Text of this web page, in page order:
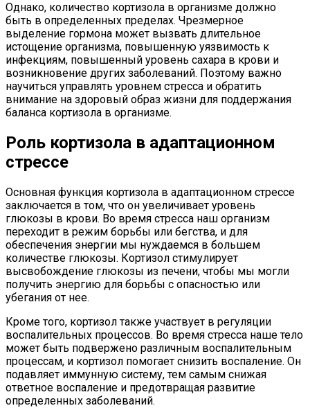
Однако, количество кортизола в организме должно
быть в определенных пределах. Чрезмерное
выделение гормона может вызвать длительное
истощение организма, повышенную уязвимость к
инфекциям, повышенный уровень сахара в крови и
возникновение других заболеваний. Поэтому важно
научиться управлять уровнем стресса и обратить
внимание на здоровый образ жизни для поддержания
баланса кортизола в организме.
Роль кортизола в адаптационном
стрессе
Основная функция кортизола в адаптационном стрессе
заключается в том, что он увеличивает уровень
глюкозы в крови. Во время стресса наш организм
переходит в режим борьбы или бегства, и для
обеспечения энергии мы нуждаемся в большем
количестве глюкозы. Кортизол стимулирует
высвобождение глюкозы из печени, чтобы мы могли
получить энергию для борьбы с опасностью или
убегания от нее.
Кроме того, кортизол также участвует в регуляции
воспалительных процессов. Во время стресса наше тело
может быть подвержено различным воспалительным
процессам, и кортизол помогает снизить воспаление. Он
подавляет иммунную систему, тем самым снижая
ответное воспаление и предотвращая развитие
определенных заболеваний.